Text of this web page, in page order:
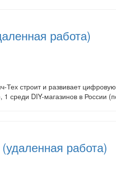
работа)
Тех строит и развивает
среди DIY-магазинов в России
работа)